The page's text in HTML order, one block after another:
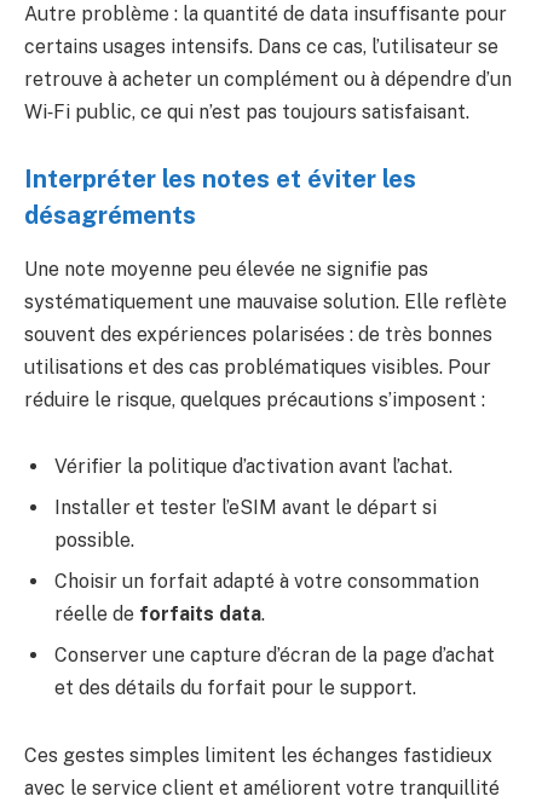
Autre problème : la quantité de data insuffisante pour
certains usages intensifs. Dans ce cas, l’utilisateur se
retrouve à acheter un complément ou à dépendre d’un
Wi‑Fi public, ce qui n’est pas toujours satisfaisant.
Interpréter les notes et éviter les
désagréments
Une note moyenne peu élevée ne signifie pas
systématiquement une mauvaise solution. Elle reflète
souvent des expériences polarisées : de très bonnes
utilisations et des cas problématiques visibles. Pour
réduire le risque, quelques précautions s’imposent :
Vérifier la politique d’activation avant l’achat.
Installer et tester l’eSIM avant le départ si
possible.
Choisir un forfait adapté à votre consommation
réelle de forfaits data.
Conserver une capture d’écran de la page d’achat
et des détails du forfait pour le support.
Ces gestes simples limitent les échanges fastidieux
avec le service client et améliorent votre tranquillité